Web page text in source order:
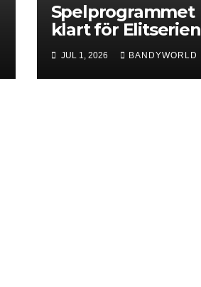
Spelprogrammet
klart för Elitserien
Herr 2026/27
JUL 1, 2026 BANDYWORLD